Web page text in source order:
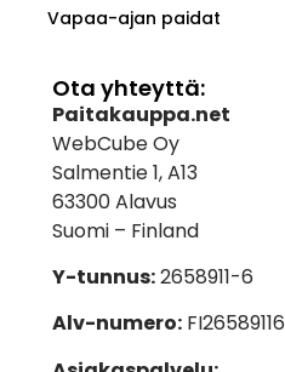
Vapaa-ajan paidat
Ota yhteyttä:
Paitakauppa.net
WebCube Oy
Salmentie 1, A13
63300 Alavus
Suomi – Finland
Y-tunnus:2658911-6
Alv-numero:FI26589116